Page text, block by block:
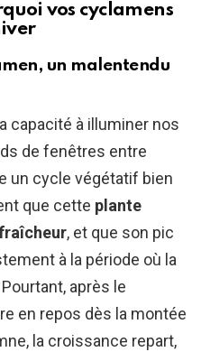
vos cyclamens
un malentendu
capacité à illuminer nos
de fenêtres entre
un cycle végétatif bien
que cette plante
, et que son pic
à la période où la
après le
en repos dès la montée
la croissance repart,